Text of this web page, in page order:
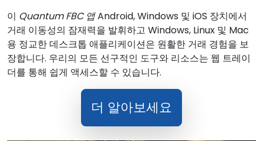
이 Quantum FBC 앱Android, Windows 및 iOS 장치에서
거래 이동성의 잠재력을 발휘하고 Windows, Linux 및 Mac
용 정교한 데스크톱 애플리케이션은 원활한 거래 경험을 보
장합니다. 우리의 모든 선구적인 도구와 리소스는 웹 트레이
더를 통해 쉽게 액세스할 수 있습니다.
더 알아보세요